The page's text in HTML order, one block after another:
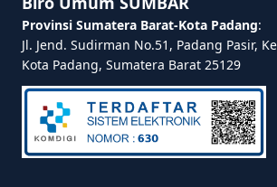
Provinsi Sumatera Barat-Kota Padang:
Jl. Jend. Sudirman No.51, Padang Pasir,
Kota Padang, Sumatera Barat 25129